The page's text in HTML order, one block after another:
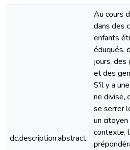
dc.description.abstract
Au cours
dans des
enfants
éduqués,
jours, des
et des
S'il y a
ne divise,
se serrer
un citoyen
contexte,